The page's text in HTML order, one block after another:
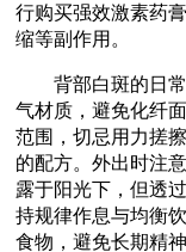
行购买强效激素药
缩等副作用。
背部白斑的日
气材质，避免化纤
范围，切忌用力搓
的配方。外出时注
露于阳光下，但透
持规律作息与均衡
食物，避免长期精